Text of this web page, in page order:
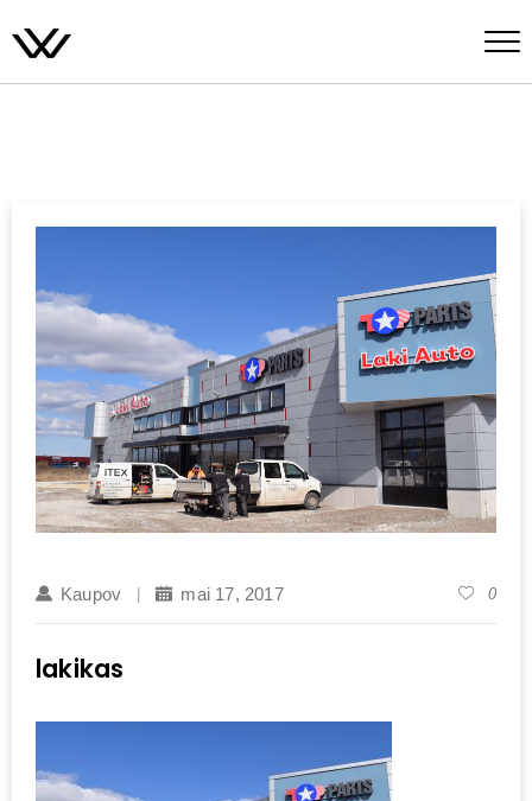
Kaupov mai 17, 2017 0
lakikas